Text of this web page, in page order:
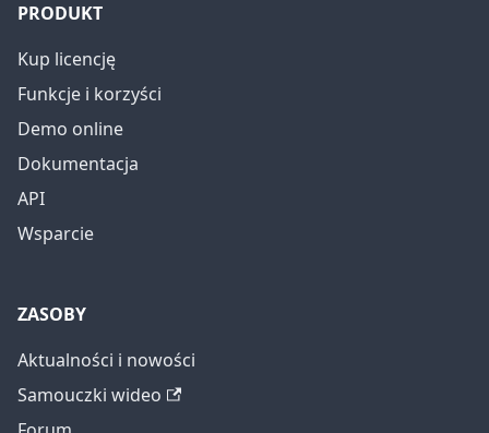
PRODUKT
Kup licencję
Funkcje i korzyści
Demo online
Dokumentacja
API
Wsparcie
ZASOBY
Aktualności i nowości
Samouczki wideo